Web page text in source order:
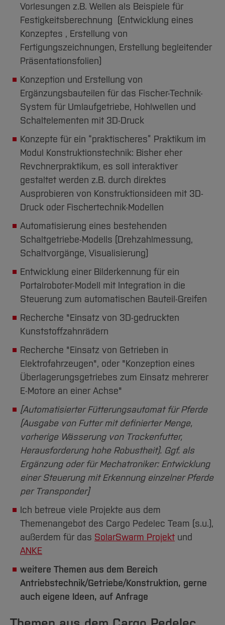
Vorlesungen z.B. Wellen als Beispiele für
Festigkeitsberechnung (Entwicklung eines
Konzeptes , Erstellung von
Fertigungszeichnungen, Erstellung begleitender
Präsentationsfolien)
Konzeption und Erstellung von
Ergänzungsbauteilen für das Fischer-Technik-
System für Umlaufgetriebe, Hohlwellen und
Schaltelementen mit 3D-Druck
Konzepte für ein “praktischeres” Praktikum im
Modul Konstruktionstechnik: Bisher eher
Revchnerpraktikum, es soll interaktiver
gestaltet werden z.B. durch direktes
Ausprobieren von Konstruktionsideen mit 3D-
Druck oder Fischertechnik-Modellen
Automatisierung eines bestehenden
Schaltgetriebe-Modells (Drehzahlmessung,
Schaltvorgänge, Visualisierung)
Entwicklung einer Bilderkennung für ein
Portalroboter-Modell mit Integration in die
Steuerung zum automatischen Bauteil-Greifen
Recherche "Einsatz von 3D-gedruckten
Kunststoffzahnrädern
Recherche "Einsatz von Getrieben in
Elektrofahrzeugen", oder "Konzeption eines
Überlagerungsgetriebes zum Einsatz mehrerer
E-Motore an einer Achse"
[Automatisierter Fütterungsautomat für Pferde
(Ausgabe von Futter mit definierter Menge,
vorherige Wässerung von Trockenfutter,
Herausforderung hohe Robustheit). Ggf. als
Ergänzung oder für Mechatroniker: Entwicklung
einer Steuerung mit Erkennung einzelner Pferde
per Transponder]
Ich betreue viele Projekte aus dem
Themenangebot des Cargo Pedelec Team (s.u.),
außerdem für das SolarSwarm Projekt und
ANKE
weitere Themen aus dem Bereich
Antriebstechnik/Getriebe/Konstruktion, gerne
auch eigene Ideen, auf Anfrage